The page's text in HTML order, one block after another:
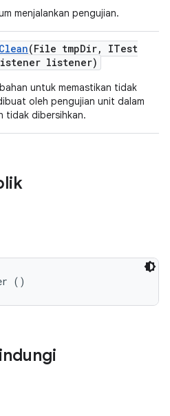
menjalankan pengujian.
Clean(File tmpDir,
ITest
listener)
untuk memastikan tidak
oleh pengujian unit dalam
tidak dibersihkan.
()